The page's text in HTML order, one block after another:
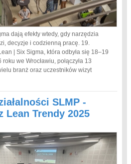
dają efekty wtedy, gdy narzędzia
decyzje i codzienną pracę. 19.
| Six Sigma, która odbyła się 18–19
we Wrocławiu, połączyła 13
branż oraz uczestników wizyt
SLMP -
Lean Trendy 2025